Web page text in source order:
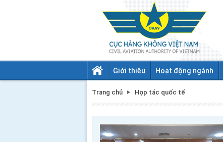
Giới thiệu Hoạt động ngành
Trang chủ Hợp tác quốc tế